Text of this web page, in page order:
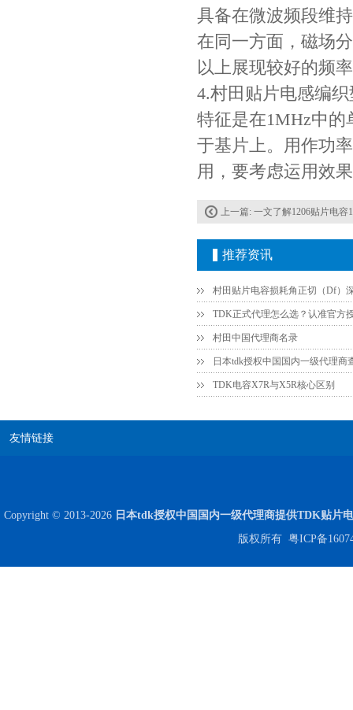
具备在微波频段维
在同一方面，磁场
以上展现较好的频
4.村田贴片电感编织
特征是在1MHz中
于基片上。用作功
用，要考虑运用效
上一篇: 一文了解1206贴片电容
推荐资讯
村田中国代理商名录
日本tdk授权中国国内一级代理商
TDK电容X7R与X5R核心区别
友情链接
Copyright © 2013-2026 日本tdk授权中国国内一级代理商提供TDK贴片
版权所有 粤ICP备